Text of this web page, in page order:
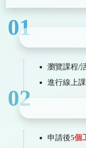
01
瀏覽課程/
進行線上
02
申請後5個